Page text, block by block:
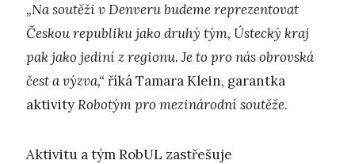
„Na soutěži v Denveru budeme reprezentovat
Českou republiku jako druhý tým, Ústecký kraj
pak jako jediní z regionu. Je to pro nás obrovská
čest a výzva,“ říká Tamara Klein, garantka
aktivityRobotým pro mezinárodní soutěže.
Aktivitu a tým RobUL zastřešuje